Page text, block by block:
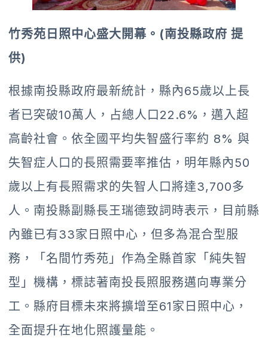
竹秀苑日照中心盛大開幕。(南投縣政府 提
供)
根據南投縣政府最新統計，縣內65歲以上長
者已突破10萬人，占總人口22.6%，邁入超
高齡社會。依全國平均失智盛行率約 8% 與
失智症人口的長照需要率推估，明年縣內50
歲以上有長照需求的失智人口將達3,700多
人。南投縣副縣長王瑞德致詞時表示，目前縣
內雖已有33家日照中心，但多為混合型服
務，「名間竹秀苑」作為全縣首家「純失智
型」機構，標誌著南投長照服務邁向專業分
工。縣府目標未來將擴增至61家日照中心，
全面提升在地化照護量能。